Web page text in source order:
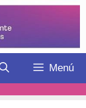
Menú